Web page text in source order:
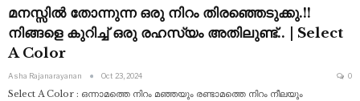
മനസ്സിൽ തോന്നുന്ന ഒരു നിറം തിരഞ്ഞെടുക്കു.!!
നിങ്ങളെ കുറിച്ച് ഒരു രഹസ്യം അതിലുണ്ട്.. | Select
A Color
Asha Rajanarayanan Oct 23, 2024 0
Select A Color : ഒന്നാമത്തെ നിറം മഞ്ഞയും രണ്ടാമത്തെ നിറം നീലയും